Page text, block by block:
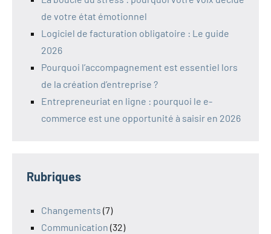
de votre état émotionnel
Logiciel de facturation obligatoire : Le guide
2026
Pourquoi l’accompagnement est essentiel lors
de la création d’entreprise ?
Entrepreneuriat en ligne : pourquoi le e-
commerce est une opportunité à saisir en 2026
Rubriques
Changements (7)
Communication (32)